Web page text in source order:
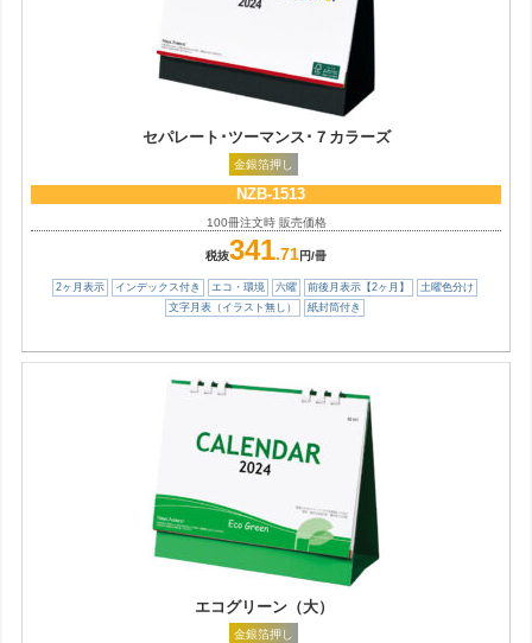
セパレート･ツーマンス･７カラーズ
金銀箔押し
NZB-1513
100冊注文時 販売価格
税抜341.71円/冊
2ヶ月表示 インデックス付き エコ・環境 六曜 前後月表示【2ヶ月】
土曜色分け
文字月表（イラスト無し）
紙封筒付き
エコグリーン（大）
金銀箔押し